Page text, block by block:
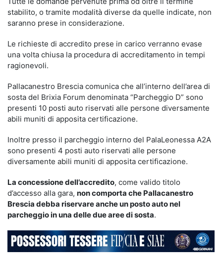
stabilito, o tramite modalità diverse da quelle indicate, non
saranno prese in considerazione.
Le richieste di accredito prese in carico verranno evase
una volta chiusa la procedura di accreditamento in tempi
ragionevoli.
Pallacanestro Brescia comunica che all’interno dell’area di
sosta del Brixia Forum denominata “Parcheggio D” sono
presenti 10 posti auto riservati alle persone diversamente
abili muniti di apposita certificazione.
Inoltre presso il parcheggio interno del PalaLeonessa A2A
sono presenti 4 posti auto riservati alle persone
diversamente abili muniti di apposita certificazione.
La concessione dell’accredito, come valido titolo
d’accesso alla gara, non comporta che Pallacanestro
Brescia debba riservare anche un posto auto nel
parcheggio in una delle due aree di sosta.